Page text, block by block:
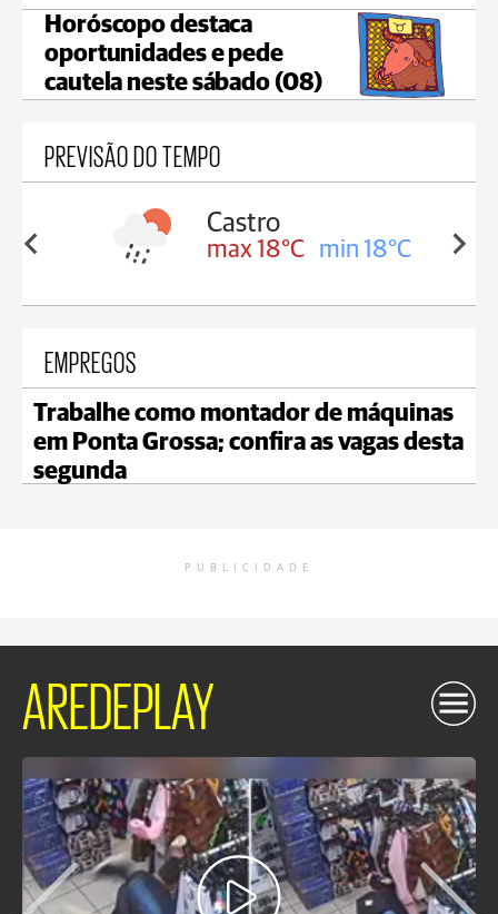
Horóscopo destaca
oportunidades e pede
cautela neste sábado (08)
PREVISÃO DO TEMPO
18°C
Carambeí
max 18°C min 17°C
EMPREGOS
Trabalhe como montador de máquinas
em Ponta Grossa; confira as vagas desta
segunda
PUBLICIDADE
AREDEPLAY